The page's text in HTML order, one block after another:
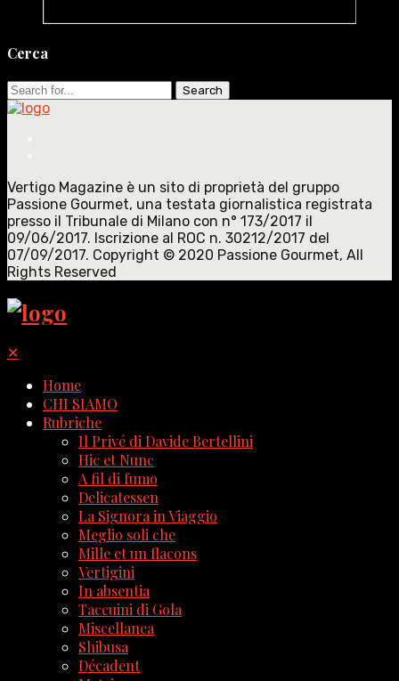
Cerca
Search
for:
Vertigo Magazine è un sito di proprietà del gruppo
Passione Gourmet, una testata giornalistica registrata
presso il Tribunale di Milano con n° 173/2017 il
09/06/2017. Iscrizione al ROC n. 30212/2017 del
07/09/2017. Copyright © 2020 Passione Gourmet, All
Rights Reserved
✕
Home
CHI SIAMO
Rubriche
Il Privé di Davide Bertellini
Hic et Nunc
A fil di fumo
Delicatessen
La Signora in Viaggio
Meglio soli che
Mille et un flacons
Vertigini
In absentia
Taccuini di Gola
Miscellanea
Shibusa
Décadent